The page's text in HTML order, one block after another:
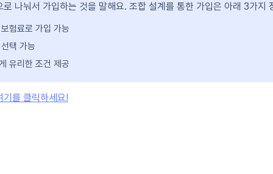
로 나눠서 가입하는 것을 말해요. 조합 설계를 통한 가입은 아래 3가지
험료로 가입 가능
택 가능
유리한 조건 제공
기를 클릭하세요!